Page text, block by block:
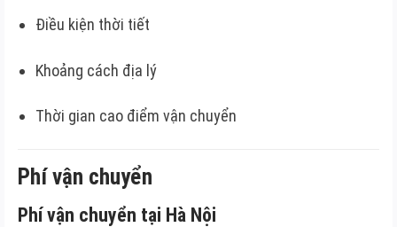
Điều kiện thời tiết
Khoảng cách địa lý
Thời gian cao điểm vận chuyển
Phí vận chuyển
Phí vận chuyển tại Hà Nội